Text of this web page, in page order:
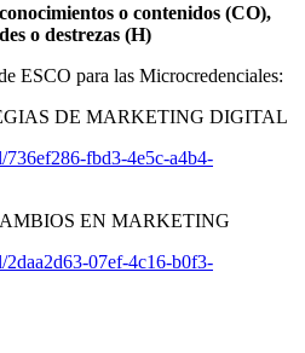
o contenidos (CO),
o destrezas (H)
ESCO para las Microcredenciales:
DE MARKETING DIGITAL
736ef286-fbd3-4e5c-a4b4-
EN MARKETING
2daa2d63-07ef-4c16-b0f3-